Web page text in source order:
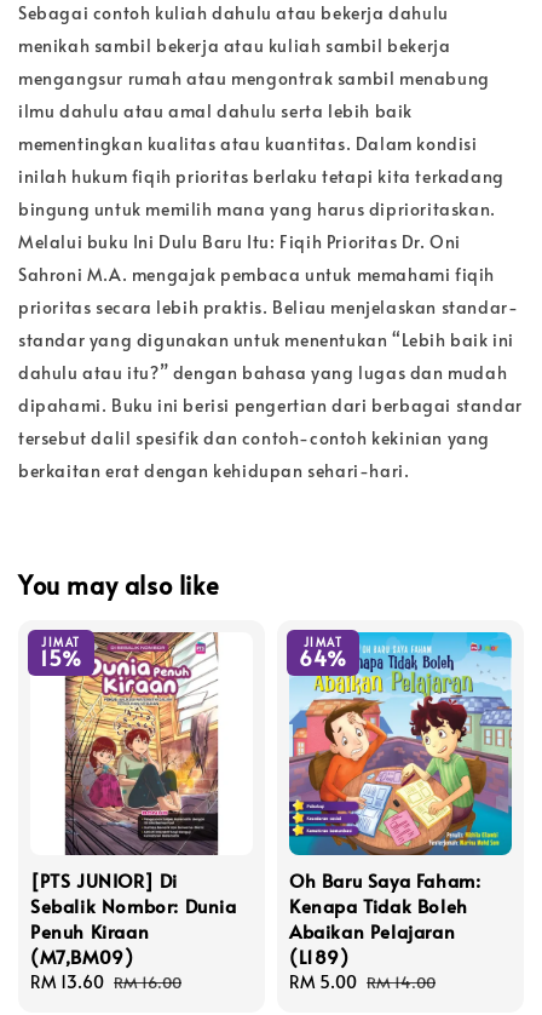
Sebagai contoh kuliah dahulu atau bekerja dahulu
menikah sambil bekerja atau kuliah sambil bekerja
mengangsur rumah atau mengontrak sambil menabung
ilmu dahulu atau amal dahulu serta lebih baik
mementingkan kualitas atau kuantitas. Dalam kondisi
inilah hukum fiqih prioritas berlaku tetapi kita terkadang
bingung untuk memilih mana yang harus diprioritaskan.
Melalui buku Ini Dulu Baru Itu: Fiqih Prioritas Dr. Oni
Sahroni M.A. mengajak pembaca untuk memahami fiqih
prioritas secara lebih praktis. Beliau menjelaskan standar-
standar yang digunakan untuk menentukan “Lebih baik ini
dahulu atau itu?” dengan bahasa yang lugas dan mudah
dipahami. Buku ini berisi pengertian dari berbagai standar
tersebut dalil spesifik dan contoh-contoh kekinian yang
berkaitan erat dengan kehidupan sehari-hari.
You may also like
JIMAT
15%
[PTS JUNIOR] Di
Sebalik Nombor: Dunia
Penuh Kiraan
(M7,BM09)
Sale
RM 13.60 Regular
RM 16.00
JIMAT
64%
Oh Baru Saya Faham:
Kenapa Tidak Boleh
Abaikan Pelajaran
(L189)
Sale
RM 5.00 Regular
RM 14.00